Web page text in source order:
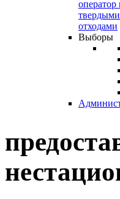
отходами
Выборы